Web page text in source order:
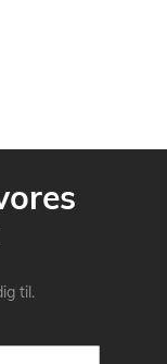
til.